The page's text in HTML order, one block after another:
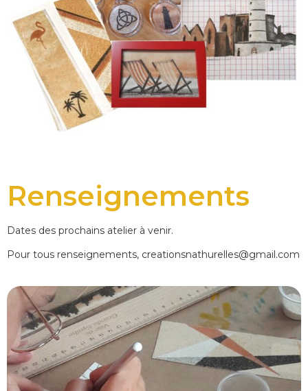
Renseignements
Dates des prochains atelier à venir.
Pour tous renseignements, creationsnathurelles@gmail.com